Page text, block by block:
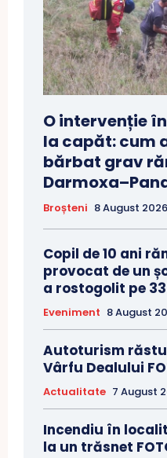
O intervenție
la capăt: cum
bărbat grav
Broșteni 8 August 2026
Copil de 10 ani
provocat de un
a rostogolit pe
Eveniment 8 August
Autoturism
Vârfu Dealului
Actualitate 7 August
Incendiu în
la un trăsnet